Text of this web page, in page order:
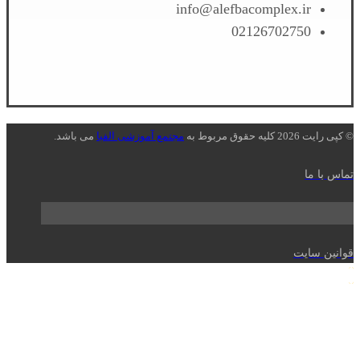
info@alefbacomplex.ir
02126702750
© کپی رایت 2026 کلیه حقوق مربوط به مجتمع آموزشی الفبا می باشد.
تماس با ما
قوانین سایت